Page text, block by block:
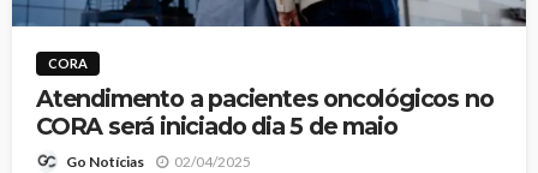
CORA
Atendimento a pacientes oncológicos no
CORA será iniciado dia 5 de maio
Go Notícias 02/04/2025